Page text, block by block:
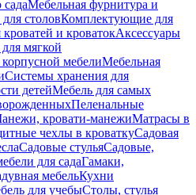
садаМебельная фурнитура и
столовКомплектующие для
и кроватокАксессуары
мягкой
мебелиМебельная
Системы хранения для
детейМебель для самых
Пеленальные
кровати-манежиМатрасы в
чехлы в кроваткуСадовая
Садовые стульяСадовые,
для садаГамаки,
мебельКухни
для учебыСтолы, стулья